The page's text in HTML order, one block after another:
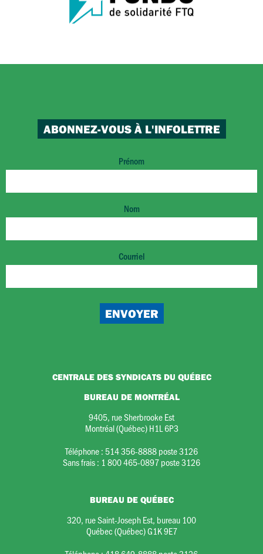
ABONNEZ-VOUS À L'INFOLETTRE
Prénom
Nom
Courriel
CENTRALE DES SYNDICATS DU QUÉBEC
BUREAU DE MONTRÉAL
9405, rue Sherbrooke Est
Montréal (Québec) H1L 6P3
Téléphone : 514 356-8888 poste 3126
Sans frais : 1 800 465-0897 poste 3126
BUREAU DE QUÉBEC
320, rue Saint-Joseph Est, bureau 100
Québec (Québec) G1K 9E7